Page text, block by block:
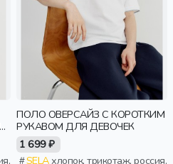
ПОЛО ОВЕРСАЙЗ С КОРОТКИМ
РУКАВОМ ДЛЯ ДЕВОЧЕК
1 699 ₽
SELAхлопок, трикотаж, россия,